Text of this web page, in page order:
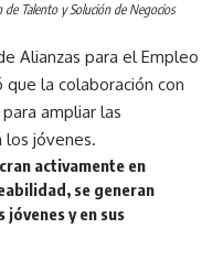
Talento y Solución de Negocios
Alianzas para el Empleo
la colaboración con
ampliar las
jóvenes.
activamente en
se generan
jóvenes y en sus